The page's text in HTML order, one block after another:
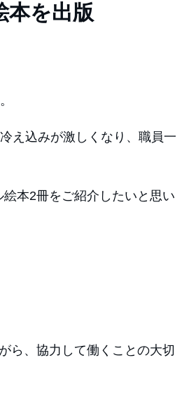
本を出版
え込みが激しくなり、職員一
本2冊をご紹介したいと思い
ら、協力して働くことの大切